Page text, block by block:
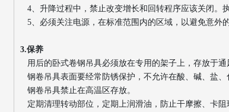
4、升降过程中，禁止改变增长和回转程序应该关闭。
5、必须关注电源，在标准范围内的区域，以避免意外
3.保养
用后的卧式卷钢吊具必须放在专用的架子上，存放于通
钢卷吊具表面要经常防锈保护，不允许在酸、碱、盐、
钢卷吊具禁止在高温区存放。
定期清理转动部位，定期上润滑油，防止干摩擦、卡阻